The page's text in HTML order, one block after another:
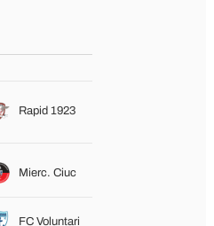
Rapid 1923
Mierc. Ciuc
FC Voluntari